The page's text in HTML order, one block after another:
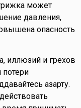
может
давления,
опасность
иллюзий и грехов
азарту.